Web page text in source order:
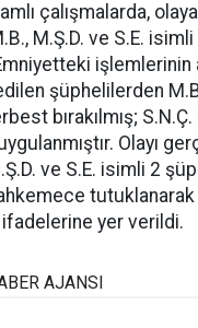
çalışmalarda,
M.Ş.D. ve S.E.
işlemlerinin
şüphelilerden
bırakılmış;
Olayı
ve S.E. isimli 2
yer verildi.
AJANSI